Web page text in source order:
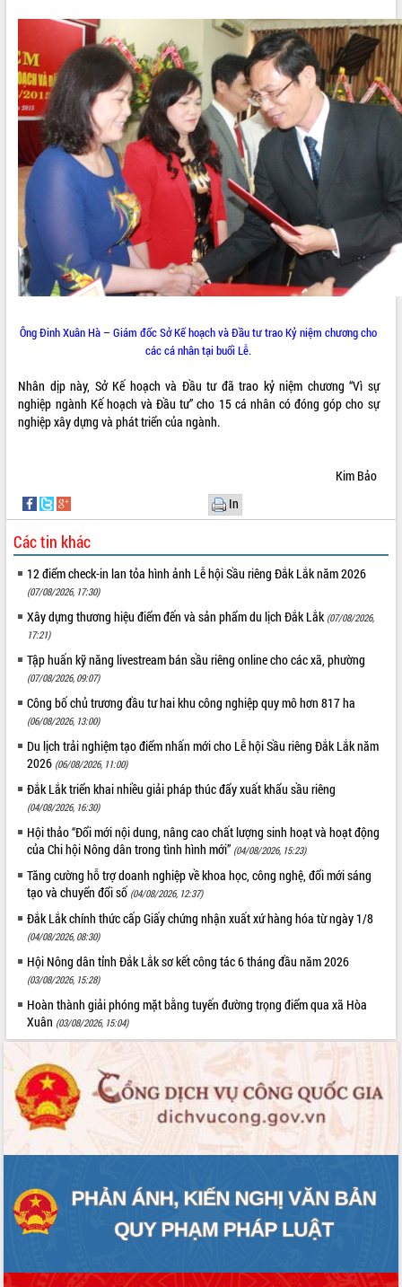
Ông Đinh Xuân Hà – Giám đốc Sở Kế hoạch và Đầu tư trao Kỷ niệm chương cho
các cá nhân tại buổi Lễ.
Nhân dịp này, Sở Kế hoạch và Đầu tư đã trao kỷ niệm chương “Vì sự
nghiệp ngành Kế hoạch và Đầu tư” cho 15 cá nhân có đóng góp cho sự
nghiệp xây dựng và phát triển của ngành.
Kim Bảo
In
Các tin khác
12 điểm check-in lan tỏa hình ảnh Lễ hội Sầu riêng Đắk Lắk năm 2026
(07/08/2026, 17:30)
Xây dựng thương hiệu điểm đến và sản phẩm du lịch Đắk Lắk (07/08/2026,
17:21)
Tập huấn kỹ năng livestream bán sầu riêng online cho các xã, phường
(07/08/2026, 09:07)
Công bố chủ trương đầu tư hai khu công nghiệp quy mô hơn 817 ha
(06/08/2026, 13:00)
Du lịch trải nghiệm tạo điểm nhấn mới cho Lễ hội Sầu riêng Đắk Lắk năm
2026 (06/08/2026, 11:00)
Đắk Lắk triển khai nhiều giải pháp thúc đẩy xuất khẩu sầu riêng
(04/08/2026, 16:30)
Hội thảo “Đổi mới nội dung, nâng cao chất lượng sinh hoạt và hoạt động
của Chi hội Nông dân trong tình hình mới” (04/08/2026, 15:23)
Tăng cường hỗ trợ doanh nghiệp về khoa học, công nghệ, đổi mới sáng
tạo và chuyển đổi số (04/08/2026, 12:37)
Đắk Lắk chính thức cấp Giấy chứng nhận xuất xứ hàng hóa từ ngày 1/8
(04/08/2026, 08:30)
Hội Nông dân tỉnh Đắk Lắk sơ kết công tác 6 tháng đầu năm 2026
(03/08/2026, 15:28)
Hoàn thành giải phóng mặt bằng tuyến đường trọng điểm qua xã Hòa
Xuân (03/08/2026, 15:04)